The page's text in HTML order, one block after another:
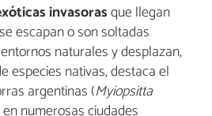
invasorasque llegan
escapan o son soltadas
naturales y desplazan,
especies nativas, destaca el
argentinas (Myiopsitta